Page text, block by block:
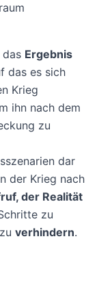
das Ergebnis
das es sich
Krieg
ihn nach dem
zu
dar
der Krieg nach
der Realität
zu
zu verhindern.